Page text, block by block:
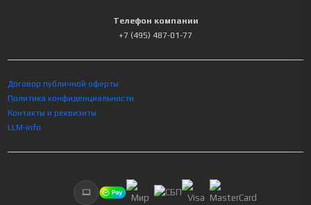
Телефон компании
+7 (495) 487-01-77
Договор публичной оферты
Политика конфиденциальности
Контакты и реквизиты
LLM-info